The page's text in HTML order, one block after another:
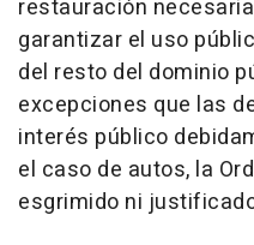
restauración
garantizar el uso
del resto del dominio
excepciones que las
interés público
el caso de autos, la
esgrimido ni